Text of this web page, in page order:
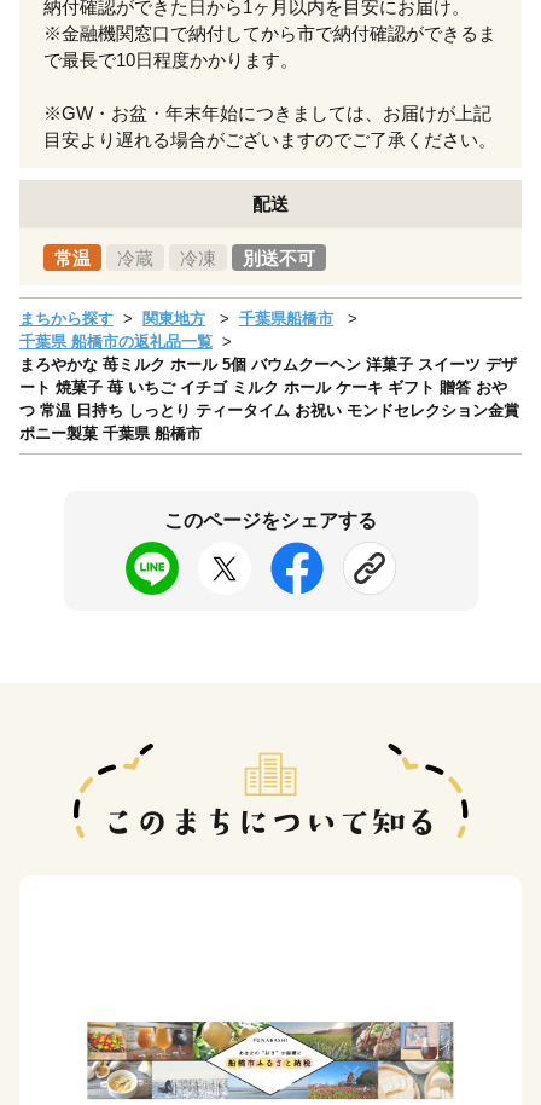
納付確認ができた日から1ヶ月以内を目安にお届け。
※金融機関窓口で納付してから市で納付確認ができるま
で最長で10日程度かかります。
※GW・お盆・年末年始につきましては、お届けが上記
目安より遅れる場合がございますのでご了承ください。
配送
常温 冷蔵 冷凍 別送不可
まちから探す 関東地方
千葉県船橋市
千葉県 船橋市の返礼品一覧
まろやかな 苺ミルク ホール 5個 バウムクーヘン 洋菓子 スイーツ デザ
ート 焼菓子 苺 いちご イチゴ ミルク ホール ケーキ ギフト 贈答 おや
つ 常温 日持ち しっとり ティータイム お祝い モンドセレクション金賞
ポニー製菓 千葉県 船橋市
このページをシェアする